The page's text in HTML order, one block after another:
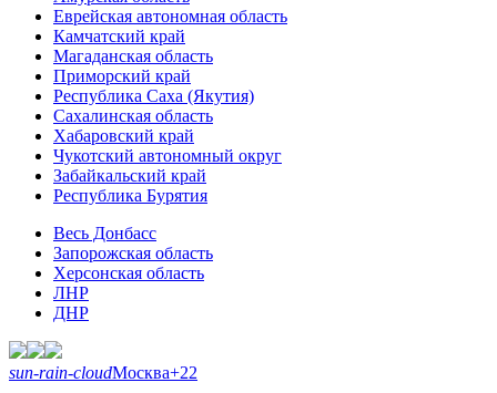
Еврейская автономная область
Камчатский край
Магаданская область
Приморский край
Республика Саха (Якутия)
Сахалинская область
Хабаровский край
Чукотский автономный округ
Забайкальский край
Республика Бурятия
Весь Донбасс
Запорожская область
Херсонская область
ЛНР
ДНР
sun-rain-cloudМосква+22